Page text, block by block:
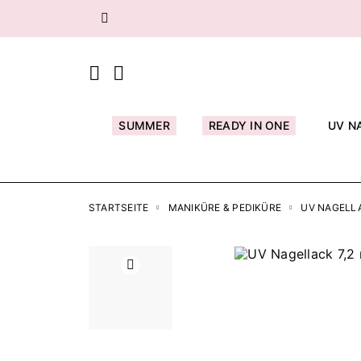
Zurück
SUMMER READY IN ONE UV
STARTSEITE MANIKÜRE & PEDIKÜRE UV
Zurück